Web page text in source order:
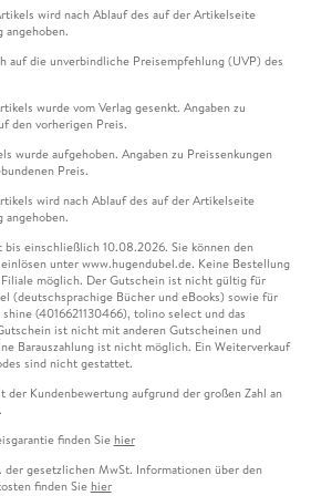
wird nach Ablauf des auf der Artikelseite
angehoben.
auf die unverbindliche Preisempfehlung (UVP) des
wurde vom Verlag gesenkt. Angaben zu
den vorherigen Preis.
wurde aufgehoben. Angaben zu Preissenkungen
Preis.
wird nach Ablauf des auf der Artikelseite
angehoben.
bis einschließlich 10.08.2026. Sie können den
unter www.hugendubel.de. Keine Bestellung
möglich. Der Gutschein ist nicht gültig für
(deutschsprachige Bücher und eBooks) sowie für
(4016621130466), tolino select und das
ist nicht mit anderen Gutscheinen und
Barauszahlung ist nicht möglich. Ein Weiterverkauf
sind nicht gestattet.
der Kundenbewertung aufgrund der großen Zahl an
finden Sie hier
gesetzlichen MwSt. Informationen über den
finden Sie hier